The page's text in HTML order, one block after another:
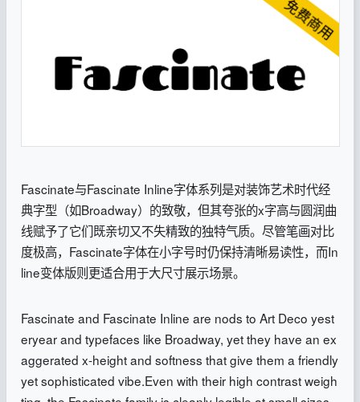
Fascinate与Fascinate Inline字体系列是对装饰艺术时代经
典字型（如Broadway）的致敬，但其夸张的x字高与圆润曲
线赋予了它们既亲切又不失精致的独特气质。尽管笔画对比
度极高，Fascinate字体在小字号时仍保持清晰易读性，而In
line变体版则更适合用于大尺寸展示场景。
Fascinate and Fascinate Inline are nods to Art Deco yest
eryear and typefaces like Broadway, yet they have an ex
aggerated x-height and softness that give them a friendly
yet sophisticated vibe.Even with their high contrast weigh